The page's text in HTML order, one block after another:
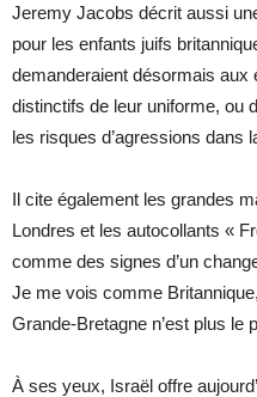
Jeremy Jacobs décrit aussi
pour les enfants juifs
demanderaient désormais
distinctifs de leur uniforme, ou
les risques d’agressions dans
Il cite également les grandes
Londres et les autocollants «
comme des signes d’un
Je me vois comme
Grande-Bretagne n’est plus le
À ses yeux, Israël offre